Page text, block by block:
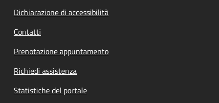
Dichiarazione di accessibilità
Contatti
Prenotazione appuntamento
Richiedi assistenza
Statistiche del portale